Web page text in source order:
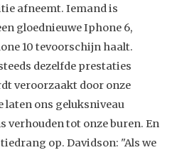
afneemt. Iemand is
gloednieuwe Iphone 6,
10 tevoorschijn haalt.
dezelfde prestaties
veroorzaakt door onze
laten ons geluksniveau
verhouden tot onze buren. En
op. Davidson: "Als we